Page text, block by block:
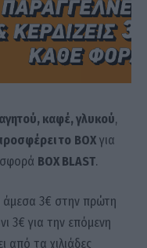
καφέ, γλυκού,
τo BOX για
ΒΟΧ BLAST.
άμεσα 3€ στην πρώτη
3€ για την επόμενη
από τα χιλιάδες